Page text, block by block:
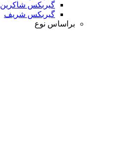
گیربکس شاکرین
گیربکس شریف
براساس نوع